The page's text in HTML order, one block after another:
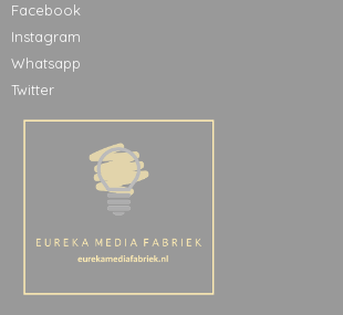
Facebook
Instagram
Whatsapp
Twitter